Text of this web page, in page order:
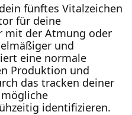
fünftes Vitalzeichen
für deine
mit der Atmung oder
und
eine normale
Produktion und
das tracken deiner
identifizieren.